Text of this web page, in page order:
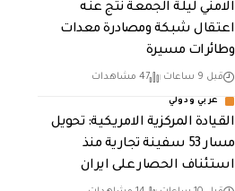
الامني ليلة الجمعة نتج عنه
اعتقال شبكة ومصادرة معدات
وطائرات مسيرة
قبل 9 ساعات 47 مشاهدات
عربي ودولي
القيادة المركزية الامريكية: تحويل
مسار 53 سفينة تجارية منذ
استئناف الحصار على ايران